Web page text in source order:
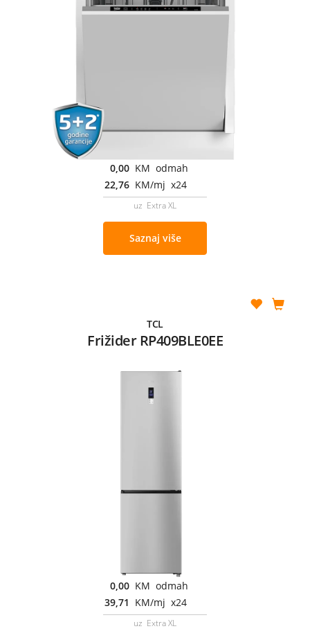
0,00 KM odmah
22,76 KM/mj x24
uz Extra XL
Saznaj više
TCL
Frižider RP409BLE0EE
0,00 KM odmah
39,71 KM/mj x24
uz Extra XL